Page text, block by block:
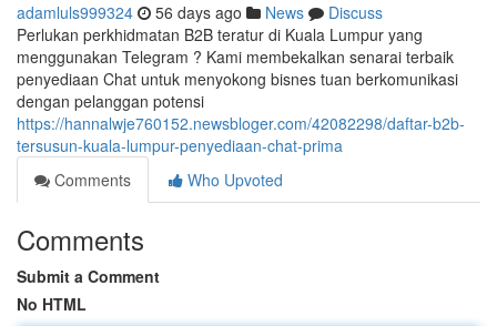
adamluls999324 56 days ago News
Discuss
Perlukan perkhidmatan B2B teratur di Kuala Lumpur yang
menggunakan Telegram ? Kami membekalkan senarai terbaik
penyediaan Chat untuk menyokong bisnes tuan berkomunikasi
dengan pelanggan potensi
https://hannalwje760152.newsbloger.com/42082298/daftar-b2b-
tersusun-kuala-lumpur-penyediaan-chat-prima
Comments
Who Upvoted
Comments
Submit a Comment
No HTML